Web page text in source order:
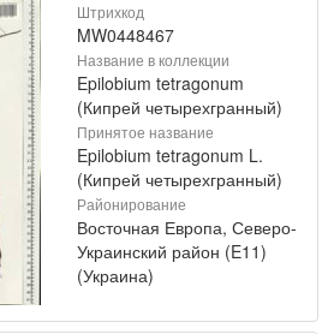
Штрихкод
MW0448467
Название в коллекции
Epilobium tetragonum
(Кипрей четырехгранный)
Принятое название
Epilobium tetragonum L.
(Кипрей четырехгранный)
Районирование
Восточная Европа, Северо-
Украинский район (E11)
(Украина)